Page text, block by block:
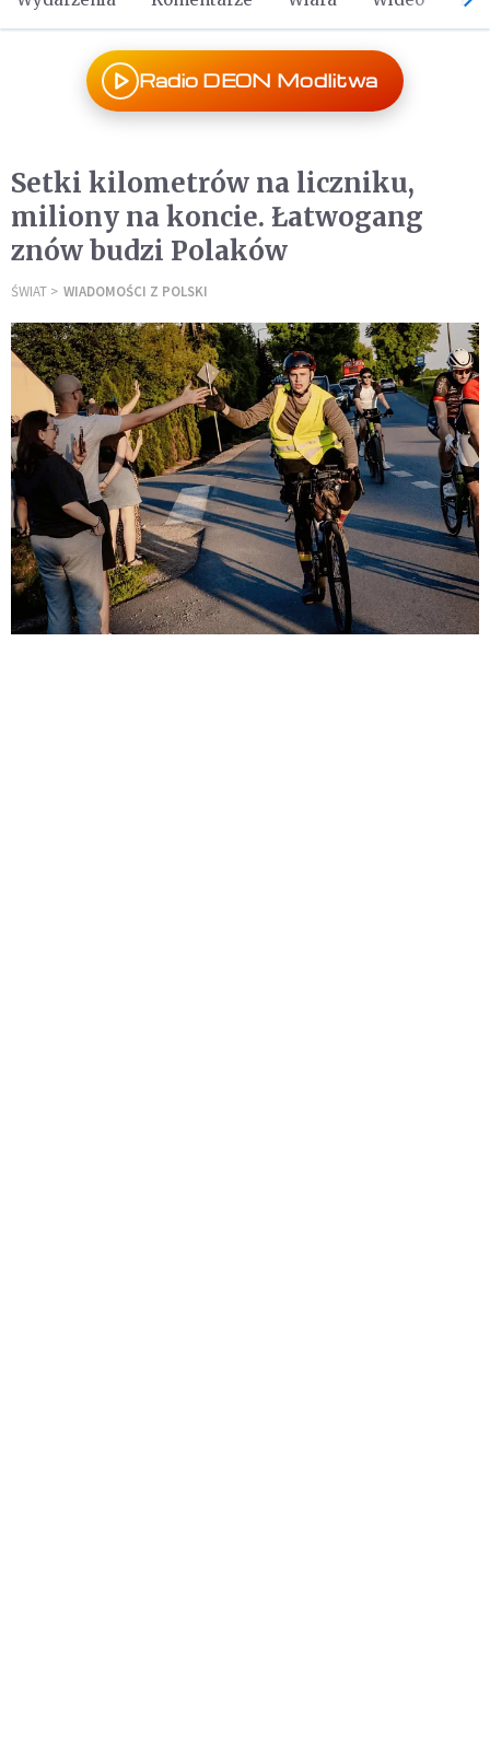
Radio DEON Modlitwa
Setki kilometrów na liczniku,
miliony na koncie. Łatwogang
znów budzi Polaków
ŚWIAT WIADOMOŚCI Z POLSKI